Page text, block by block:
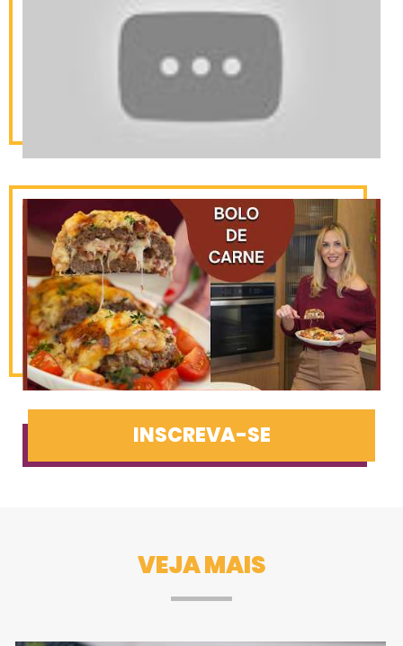
INSCREVA-SE
VEJA MAIS